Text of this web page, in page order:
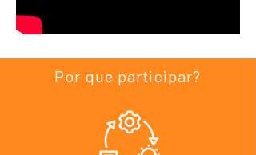
Por que participar?